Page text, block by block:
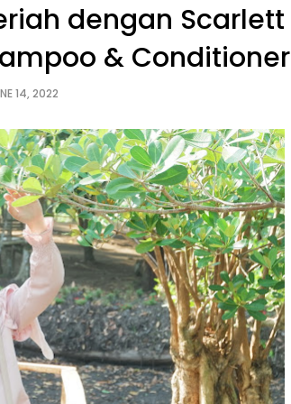
dengan Scarlett
& Conditioner
14, 2022